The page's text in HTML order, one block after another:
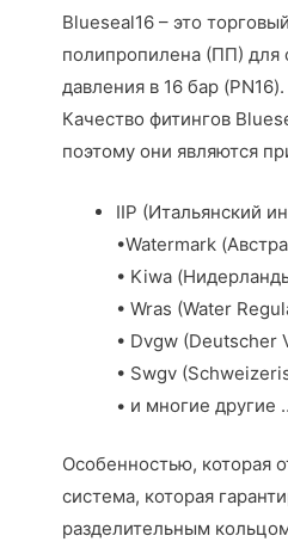
Blueseal16 – это
полипропилена (ПП) для
давления в 16 бар (PN16).
Качество фитингов
поэтому они являются
IIP (Итальянский
•Watermark
• Kiwa
• Wras (Water
• Dvgw (Deutscher
• Swgv
• и многие другие
Особенностью, которая
система, которая
разделительным